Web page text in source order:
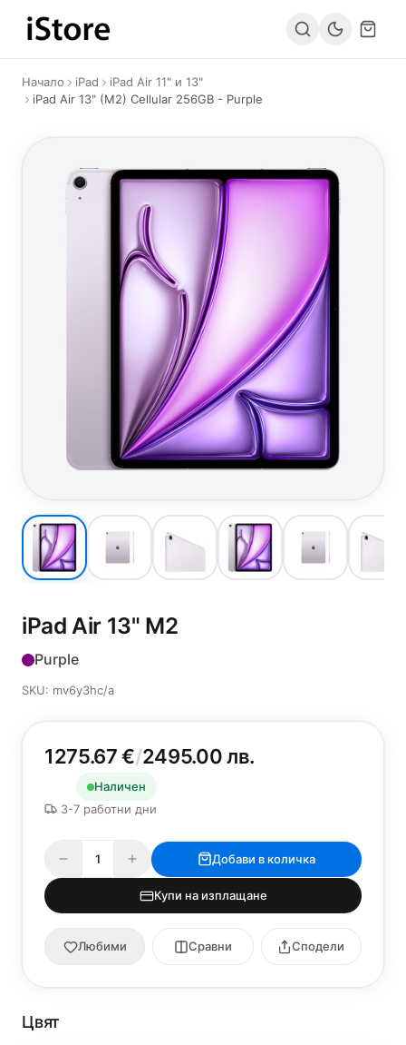
Към съдържанието
Начало iPad
iPad Air 11" и 13"
iPad Air 13" (M2) Cellular 256GB - Purple
iPad Air 13" M2
Purple
SKU: mv6y3hc/a
1275.67 €/2495.00 лв.
Наличен
3-7 работни дни
Добави в количка
Купи на изплащане
Любими Сравни Сподели
Цвят